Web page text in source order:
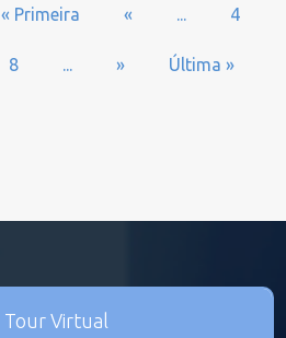
« Primeira « 4
8 » Última »
Tour Virtual